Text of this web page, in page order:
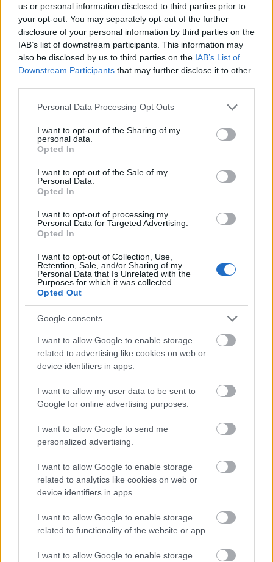
us or personal information disclosed to third parties prior to
your opt-out. You may separately opt-out of the further
disclosure of your personal information by third parties on the
IAB’s list of downstream participants. This information may
also be disclosed by us to third parties on the IAB’s List of
Downstream Participants that may further disclose it to other
Please note that this website/app uses one or more Google
not limited to your visit or usage behaviour. You may click to
grant or deny consent to Google and its third-party tags to
use your data for below specified purposes in below Google
consent section.
Personal Data Processing Opt Outs
I want to opt-out of the Sharing of my
personal data.
Opted In
I want to opt-out of the Sale of my
Personal Data.
Opted In
I want to opt-out of processing my
Personal Data for Targeted Advertising.
Opted In
I want to opt-out of Collection, Use,
Retention, Sale, and/or Sharing of my
Personal Data that Is Unrelated with the
Purposes for which it was collected.
Opted Out
Google consents
I want to allow Google to enable storage
related to advertising like cookies on web or
device identifiers in apps.
I want to allow my user data to be sent to
Google for online advertising purposes.
I want to allow Google to send me
personalized advertising.
I want to allow Google to enable storage
related to analytics like cookies on web or
device identifiers in apps.
I want to allow Google to enable storage
related to functionality of the website or app.
I want to allow Google to enable storage
Kitartóan bővül a
használtautó-piac
A szeptemberrel zárult három
negyedévben a tavalyi azonos
időszakban számláltnál 2,8 százalékkal
cserélt gazdát. Amint a Data House
fenti diagramja mutatja, az első és a
kiemelkedő volt 5, illetve 4 százalékos
bővüléssel, míg a második…
Az újautó-piac nő, az
állomány öregszik